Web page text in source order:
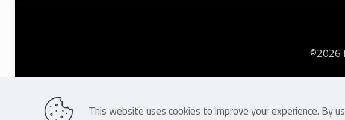
©2026
This website uses cookies to improve your experience. By